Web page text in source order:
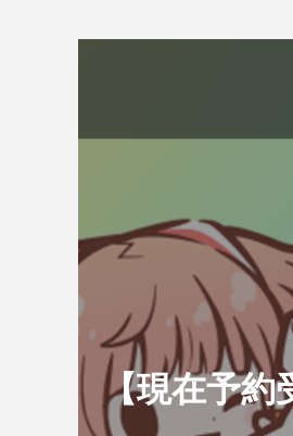
【現在予約